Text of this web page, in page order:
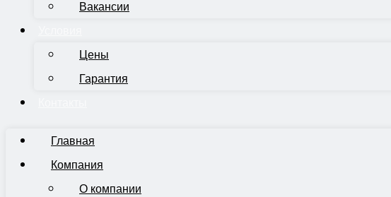
Вакансии
Цены
Гарантия
Главная
Компания
О компании